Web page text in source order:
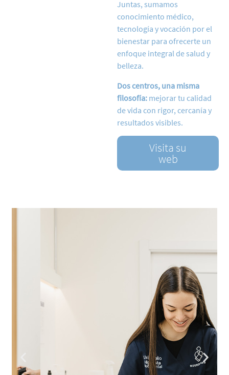
Juntas, sumamos
conocimiento médico,
tecnología y vocación por el
bienestar para ofrecerte un
enfoque integral de salud y
belleza.
Dos centros, una misma
filosofía: mejorar tu calidad
de vida con rigor, cercanía y
resultados visibles.
Visita su
web